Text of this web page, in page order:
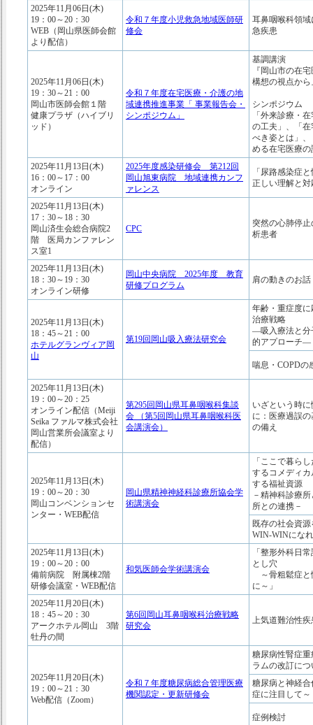
2025年11月06日(木)
19：00～20：30
WEB（岡山県医師会館
より配信）
令和７年度小児救急地域医師研
修会
耳鼻咽喉科領
急疾患
2025年11月06日(木)
19：30～21：00
岡山市医師会館１階
健康プラザ（ハイブリ
ッド）
令和７年度在宅医療・介護の地
域連携推進事業「 事業報告会・
シンポジウム」
基調講演
『岡山市の在
構想の視点から
シンポジウム
「外来診療・
の工夫」、「
べき姿とは」
める在宅医療
2025年11月13日(木)
16：00～17：00
オンライン
2025年度感染研修会 第212回
岡山旭東病院 地域連携カンフ
ァレンス
「尿路感染症
正しい理解と対
2025年11月13日(木)
17：30～18：30
岡山済生会総合病院2
階 医局カンファレン
ス室1
CPC
突然の心肺停
析患者
2025年11月13日(木)
18：30～19：30
オンライン研修
岡山中央病院 2025年度 教育
研修プログラム
肩の動きのお話
2025年11月13日(木)
18：45～21：00
ホテルグランヴィア岡
山
第19回岡山吸入療法研究会
年齢・重症度
治療戦略
―吸入療法と分
的アプローチ―
喘息・COPDの
2025年11月13日(木)
19：00～20：25
オンライン配信（Meiji
Seika ファルマ株式会社
岡山営業所会議室より
配信）
第295回岡山県耳鼻咽喉科集談
会 （第5回岡山県耳鼻咽喉科医
会講演会）
いざという時
に：医療過誤
の備え
2025年11月13日(木)
19：00～20：30
岡山コンベンションセ
ンター・WEB配信
岡山県精神神経科診療所協会学
術講演会
「ここで暮ら
するコメディ
する福祉資源
－精神科診療
所との連携－
既存の社会資
WIN-WINにな
2025年11月13日(木)
19：00～20：00
備前病院 附属棟2階
研修会議室・WEB配信
和気医師会学術講演会
「整形外科日
とし穴
～骨粗鬆症と
に～」
2025年11月20日(木)
18：45～20：30
アークホテル岡山 3階
牡丹の間
第6回岡山耳鼻咽喉科治療戦略
研究会
上気道難治性疾
2025年11月20日(木)
19：00～21：30
Web配信（Zoom）
令和７年度糖尿病総合管理医療
機関認定・更新研修会
糖尿病性腎症
ラムの改訂につ
糖尿病と神経
症に注目して～
症例検討